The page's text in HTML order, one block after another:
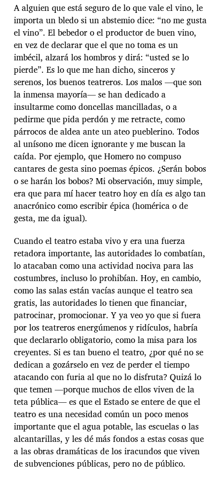
A alguien que está seguro de lo que vale el vino, le
importa un bledo si un abstemio dice: “no me gusta
el vino”. El bebedor o el productor de buen vino,
en vez de declarar que el que no toma es un
imbécil, alzará los hombros y dirá: “usted se lo
pierde”. Es lo que me han dicho, sinceros y
serenos, los buenos teatreros. Los malos —que son
la inmensa mayoría— se han dedicado a
insultarme como doncellas mancilladas, o a
pedirme que pida perdón y me retracte, como
párrocos de aldea ante un ateo pueblerino. Todos
al unísono me dicen ignorante y me buscan la
caída. Por ejemplo, que Homero no compuso
cantares de gesta sino poemas épicos. ¿Serán bobos
o se harán los bobos? Mi observación, muy simple,
era que para mí hacer teatro hoy en día es algo tan
anacrónico como escribir épica (homérica o de
gesta, me da igual).
Cuando el teatro estaba vivo y era una fuerza
retadora importante, las autoridades lo combatían,
lo atacaban como una actividad nociva para las
costumbres, incluso lo prohibían. Hoy, en cambio,
como las salas están vacías aunque el teatro sea
gratis, las autoridades lo tienen que financiar,
patrocinar, promocionar. Y ya veo yo que si fuera
por los teatreros energúmenos y ridículos, habría
que declararlo obligatorio, como la misa para los
creyentes. Si es tan bueno el teatro, ¿por qué no se
dedican a gozárselo en vez de perder el tiempo
atacando con furia al que no lo disfruta? Quizá lo
que temen —porque muchos de ellos viven de la
teta pública— es que el Estado se entere de que el
teatro es una necesidad común un poco menos
importante que el agua potable, las escuelas o las
alcantarillas, y les dé más fondos a estas cosas que
a las obras dramáticas de los iracundos que viven
de subvenciones públicas, pero no de público.